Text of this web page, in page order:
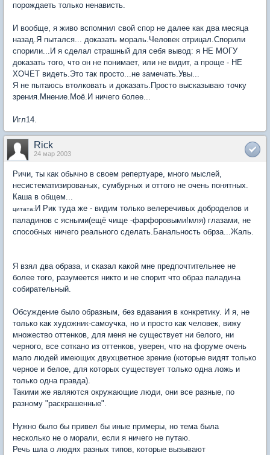
порождаеть только ненависть.
И вообще, я живо вспомнил свой спор не далее как два месяца
назад.Я пытался... доказать мораль.Человек отрицал.Спорили
спорили...И я сделал страшный для себя вывод: я НЕ МОГУ
доказать того, что он не понимает, или не видит, а проще - НЕ
ХОЧЕТ видеть.Это так просто...не замечать.Увы...
Я не пытаюсь втолковать и доказать.Просто высказываю точку
зрения.Мнение.Моё.И ничего более...
Игл14.
Rick
24 мар 2003
Ричи, ты как обычно в своем репертуаре, много мыслей,
несистематизированых, сумбурных и оттого не очень понятных.
Каша в общем...
цитата:И Рик туда же - видим только велеречивых доброделов и
паладинов с ясными(ещё чище -фарфоровыми!мля) глазами, не
способных ничего реального сделать.Банальность обрза...Жаль.
Я взял два образа, и сказал какой мне предпочтительнее не
более того, разумеется никто и не спорит что образ паладина
собирательный.
Обсуждение было образным, без вдавания в конкретику. И я, не
только как художник-самоучка, но и просто как человек, вижу
множество оттенков, для меня не существует ни белого, ни
черного, все соткано из оттенков, уверен, что на форуме очень
мало людей имеющих двухцветное зрение (которые видят только
черное и белое, для которых существует только одна ложь и
только одна правда).
Такими же являются окружающие люди, они все разные, по
разному "раскрашенные".
Нужно было бы привел бы иные примеры, но тема была
несколько не о морали, если я ничего не путаю.
Речь шла о людях разных типов, которые вызывают